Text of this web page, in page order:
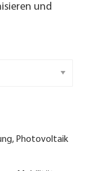
und
Photovoltaik